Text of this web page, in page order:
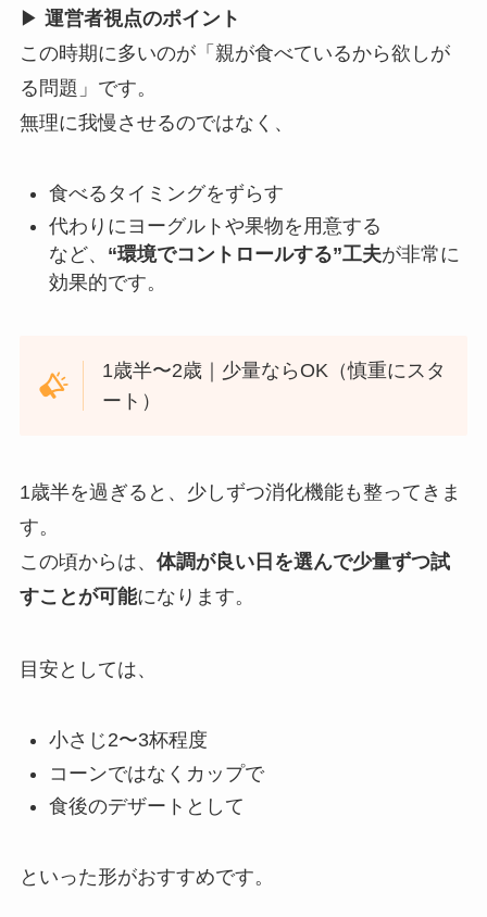
▶ 運営者視点のポイント
この時期に多いのが「親が食べているから欲しが
る問題」です。
無理に我慢させるのではなく、
食べるタイミングをずらす
代わりにヨーグルトや果物を用意する
など、 “環境でコントロールする”工夫が非常に
効果的です。
1歳半〜2歳｜少量ならOK（慎重にスタ
ート）
1歳半を過ぎると、少しずつ消化機能も整ってきま
す。
この頃からは、 体調が良い日を選んで少量ずつ試
すことが可能になります。
目安としては、
小さじ2〜3杯程度
コーンではなくカップで
食後のデザートとして
といった形がおすすめです。